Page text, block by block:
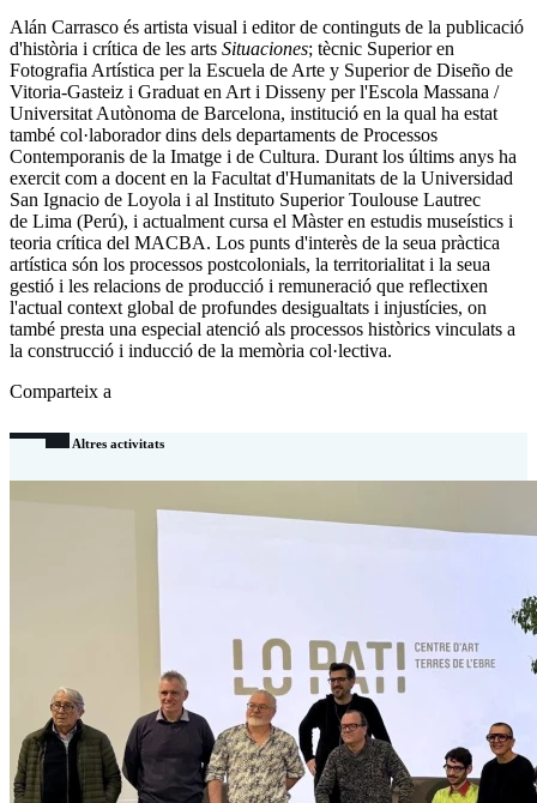
Alán Carrasco és artista visual i editor de continguts de la publicació
d'història i crítica de les arts Situaciones; tècnic Superior en
Fotografia Artística per la Escuela de Arte y Superior de Diseño de
Vitoria-Gasteiz i Graduat en Art i Disseny per l'Escola Massana /
Universitat Autònoma de Barcelona, institució en la qual ha estat
també col·laborador dins dels departaments de Processos
Contemporanis de la Imatge i de Cultura. Durant los últims anys ha
exercit com a docent en la Facultat d'Humanitats de la Universidad
San Ignacio de Loyola i al Instituto Superior Toulouse Lautrec
de Lima (Perú), i actualment cursa el Màster en estudis museístics i
teoria crítica del MACBA. Los punts d'interès de la seua pràctica
artística són los processos postcolonials, la territorialitat i la seua
gestió i les relacions de producció i remuneració que reflectixen
l'actual context global de profundes desigualtats i injustícies, on
també presta una especial atenció als processos històrics vinculats a
la construcció i inducció de la memòria col·lectiva.
Comparteix a
Altres activitats